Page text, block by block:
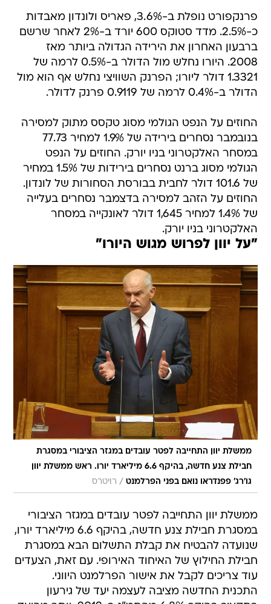
פרנקפורט נופלת ב-3.6%, פאריס ולונדון מאבדות
כ-2.5%. מדד סטוקס 600 יורד ב-2% לאחר שרשם
ברבעון האחרון את הירידה הגדולה ביותר מאז
2008. היורו נחלש מול הדולר ב-0.5% לרמה של
1.3321 דולר ליורו; הפרנק השוויצי נחלש אף הוא מול
הדולר ב-0.4% לרמה של 0.9119 פרנק לדולר.
החוזים על הנפט הגולמי מסוג טקסס מתוק למסירה
בנובמבר נסחרים בירידה של 1.9% למחיר 77.73
במסחר האלקטרוני בניו יורק. החוזים על הנפט
הגולמי מסוג ברנט נסחרים בירידות של 1.5% במחיר
של 101.6 דולר לחבית בבורסת הסחורות של לונדון.
החוזים על הזהב למסירה בדצמבר נסחרים בעלייה
של 1.4% למחיר 1,645 דולר לאונקייה במסחר
האלקטרוני בניו יורק.
"על יוון לפרוש מגוש היורו"
ממשלת יוון התחייבה לפטר עובדים במגזר הציבורי במסגרת
חבילת צנע חדשה, בהיקף 6.6 מיליארד יורו. ראש ממשלת יוון
גו'רג' פפנדראו נואם בפני הפרלמנט / רויטרס
ממשלת יוון התחייבה לפטר עובדים במגזר הציבורי
במסגרת חבילת צנע חדשה, בהיקף 6.6 מיליארד יורו,
שנועדה להבטיח את קבלת התשלום הבא במסגרת
חבילת החילוץ של האיחוד האירופי. עם זאת, הצעדים
עוד צריכים לקבל את אישור הפרלמנט היווני.
התכנית החדשה מציבה לעצמה יעד של גירעון